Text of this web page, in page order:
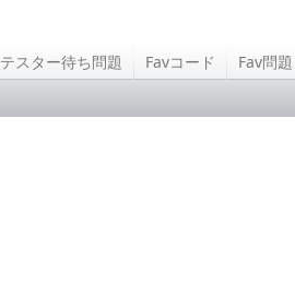
テスター待ち問題 Favコード Fav問題